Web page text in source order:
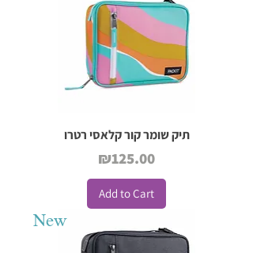
תיק שומר קור קלאסי רטרו
Price
₪125.00
Add to Cart
New